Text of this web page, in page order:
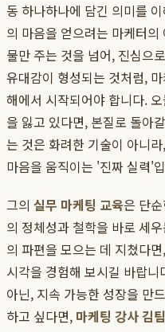
동 하나하나에 담긴 의미를
의 마음을 얻으려는 마케터
물만 주는 것을 넘어, 진심으
유대감이 형성되는 것처럼,
해에서 시작되어야 합니다.
을 잃고 있다면, 본질로 돌아
는 것은 화려한 기술이 아니
마음을 움직이는 '진짜 실력'
그의 실무 마케팅 교육은 단
의 정체성과 철학을 바로 세
의 파편을 모으는 데 지쳤다
시각을 경험해 보시길 바랍
아닌, 지속 가능한 성장을 만
하고 싶다면, 마케팅 강사 김